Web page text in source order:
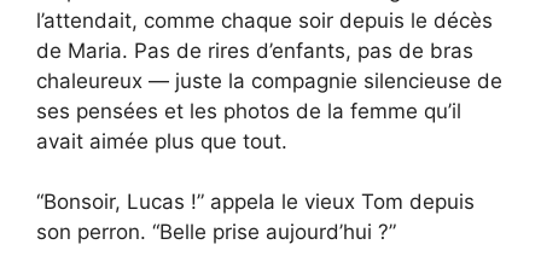
l’attendait, comme chaque soir depuis le décès
de Maria. Pas de rires d’enfants, pas de bras
chaleureux — juste la compagnie silencieuse de
ses pensées et les photos de la femme qu’il
avait aimée plus que tout.
“Bonsoir, Lucas !” appela le vieux Tom depuis
son perron. “Belle prise aujourd’hui ?”